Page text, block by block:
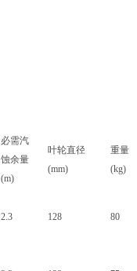
必需汽
蚀余量
(m)
叶轮直径
(mm)
重量
(kg)
2.3 128 80